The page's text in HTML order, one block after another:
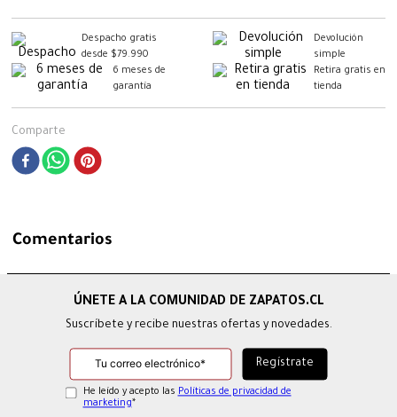
Despacho gratis
desde $79.990
Devolución
simple
6 meses de
garantía
Retira gratis en
tienda
Comparte
Comentarios
Suscríbete y recibe nuestras ofertas y novedades.
He leído y acepto las Políticas de privacidad de
marketing*